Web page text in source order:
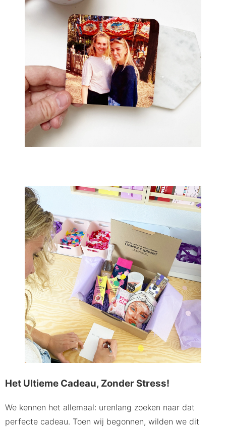
Het Ultieme Cadeau, Zonder Stress!
We kennen het allemaal: urenlang zoeken naar dat
perfecte cadeau. Toen wij begonnen, wilden we dit